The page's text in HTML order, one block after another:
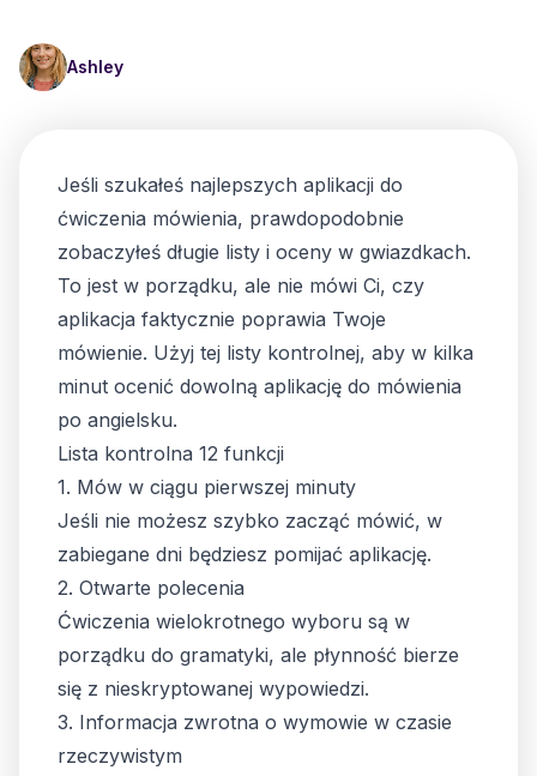
Ashley
Jeśli szukałeś najlepszych aplikacji do
ćwiczenia mówienia, prawdopodobnie
zobaczyłeś długie listy i oceny w gwiazdkach.
To jest w porządku, ale nie mówi Ci, czy
aplikacja faktycznie poprawia Twoje
mówienie. Użyj tej listy kontrolnej, aby w kilka
minut ocenić dowolną aplikację do mówienia
po angielsku.
Lista kontrolna 12 funkcji
1. Mów w ciągu pierwszej minuty
Jeśli nie możesz szybko zacząć mówić, w
zabiegane dni będziesz pomijać aplikację.
2. Otwarte polecenia
Ćwiczenia wielokrotnego wyboru są w
porządku do gramatyki, ale płynność bierze
się z nieskryptowanej wypowiedzi.
3. Informacja zwrotna o wymowie w czasie
rzeczywistym